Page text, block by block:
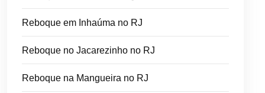
Reboque em Inhaúma no RJ
Reboque no Jacarezinho no RJ
Reboque na Mangueira no RJ